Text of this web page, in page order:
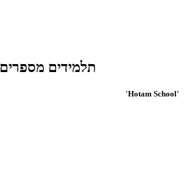
תלמידים מספרים
'Hotam School'